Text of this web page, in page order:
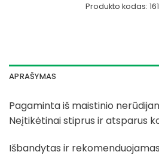
Produkto kodas:
APRAŠYMAS
Pagaminta iš maistinio
Neįtikėtinai stiprus ir atsparus
Išbandytas ir